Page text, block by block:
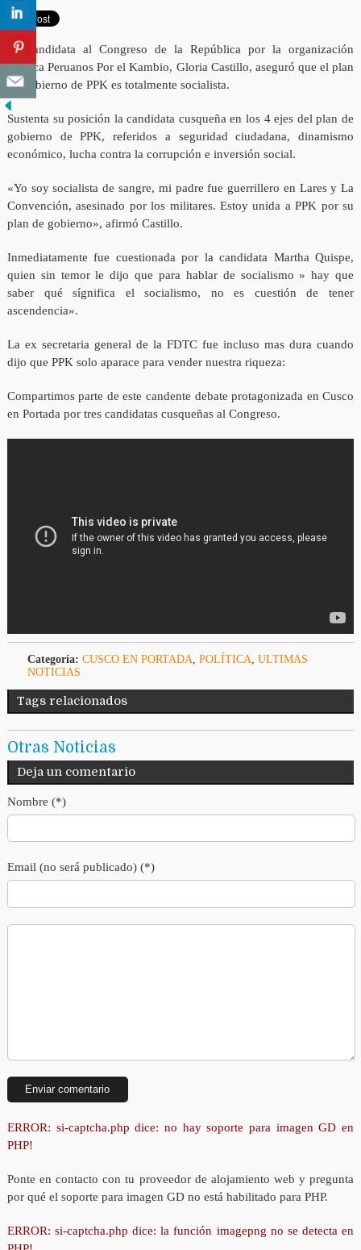
La candidata al Congreso de la República por la organización
política Peruanos Por el Kambio, Gloria Castillo, aseguró que el plan
de gobierno de PPK es totalmente socialista.
Sustenta su posición la candidata cusqueña en los 4 ejes del plan de
gobierno de PPK, referidos a seguridad ciudadana, dinamismo
económico, lucha contra la corrupción e inversión social.
«Yo soy socialista de sangre, mi padre fue guerrillero en Lares y La
Convención, asesinado por los militares. Estoy unida a PPK por su
plan de gobierno», afirmó Castillo.
Inmediatamente fue cuestionada por la candidata Martha Quispe,
quien sin temor le dijo que para hablar de socialismo » hay que
saber qué sígnifica el socialismo, no es cuestión de tener
ascendencia».
La ex secretaria general de la FDTC fue incluso mas dura cuando
dijo que PPK solo aparace para vender nuestra riqueza:
Compartimos parte de este candente debate protagonizada en Cusco
en Portada por tres candidatas cusqueñas al Congreso.
Categoría: CUSCO EN PORTADA, POLÍTICA, ULTIMAS
NOTICIAS
Tags relacionados
Otras Noticias
Deja un comentario
Nombre (*)
Email (no será publicado) (*)
ERROR: si-captcha.php dice: no hay soporte para imagen GD en
PHP!
Ponte en contacto con tu proveedor de alojamiento web y pregunta
por qué el soporte para imagen GD no está habilitado para PHP.
ERROR: si-captcha.php dice: la función imagepng no se detecta en